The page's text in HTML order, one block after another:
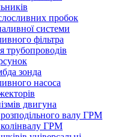
пробок
системи
фільтра
трубопроводів
зонда
насоса
двигуна
валу ГРМ
ГРМ